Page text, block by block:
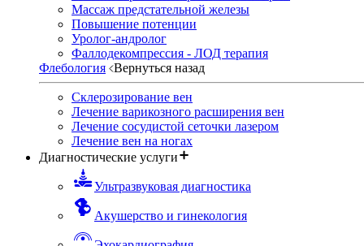
Массаж предстательной железы
Повышение потенции
Уролог-андролог
Фаллодекомпрессия - ЛОД терапия
Флебология Вернуться назад
Склерозирование вен
Лечение варикозного расширения вен
Лечение сосудистой сеточки лазером
Лечение вен на ногах
Диагностические услуги
Ультразвуковая диагностика
Акушерство и гинекология